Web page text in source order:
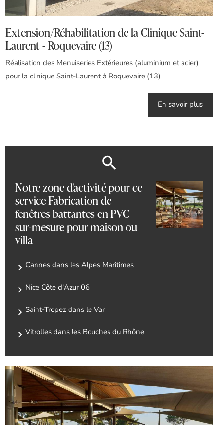
Extension/Réhabilitation de la Clinique Saint-
Laurent - Roquevaire (13)
Réalisation des Menuiseries Extérieures (aluminium et acier)
pour la clinique Saint-Laurent à Roquevaire (13)
En savoir plus
Notre zone d'activité pour ce
service Fabrication de
fenêtres battantes en PVC
sur-mesure pour maison ou
villa
Cannes dans les Alpes Maritimes
Nice Côte d'Azur 06
Saint-Tropez dans le Var
Vitrolles dans les Bouches du Rhône